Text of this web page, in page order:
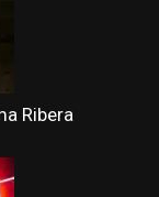
Ribera